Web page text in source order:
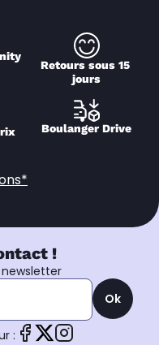
Retours sous 15
jours
Boulanger Drive
!
Ok
: